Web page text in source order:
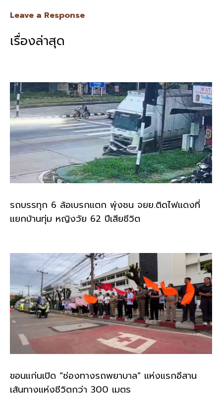
k
Leave a Response
เรื่องล่าสุด
รถบรรทุก 6 ล้อเบรกแตก พุ่งชน จยย.ติดไฟแดงที่
แยกบ้านทุ่ม หญิงวัย 62 ปีเสียชีวิต
ขอนแก่นเปิด “ช่องทางรถพยาบาล” แห่งแรกอีสาน
เส้นทางแห่งชีวิตกว่า 300 เมตร